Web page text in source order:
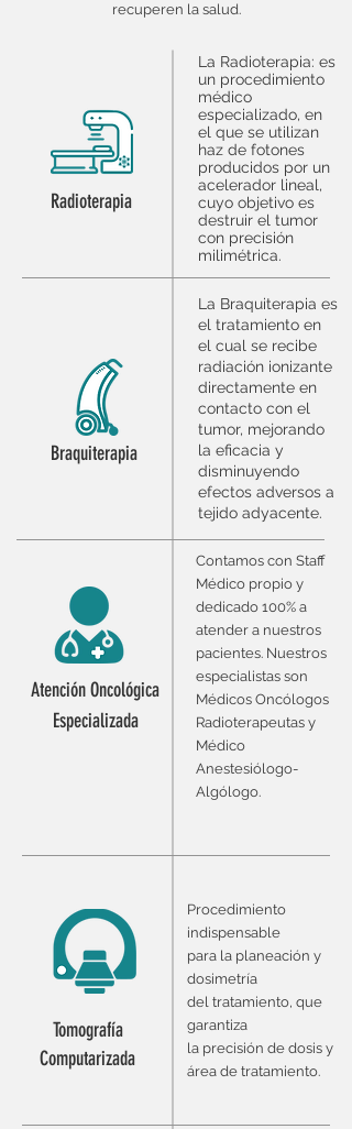
recuperen la salud.
Radioterapia
La Radioterapia: es
un procedimiento
médico
especializado, en
el que se utilizan
haz de fotones
producidos por un
acelerador lineal,
cuyo objetivo es
destruir el tumor
con precisión
milimétrica.
Braquiterapia
La Braquiterapia es
el tratamiento en
el cual se recibe
radiación ionizante
directamente en
contacto con el
tumor, mejorando
la eficacia y
disminuyendo
efectos adversos a
tejido adyacente.
Atención Oncológica
Especializada
Contamos con Staff
Médico propio y
dedicado 100% a
atender a nuestros
pacientes. Nuestros
especialistas son
Médicos Oncólogos
Radioterapeutas y
Médico
Anestesiólogo-
Algólogo.
Tomografía
Computarizada
Procedimiento
indispensable
para la planeación y
dosimetría
del tratamiento, que
garantiza
la precisión de dosis y
área de tratamiento.